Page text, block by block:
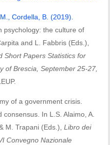
Cordella, B. (2019).
psychology: the culture of
and L. Fabbris (Eds.),
Short Papers Statistics for
of Brescia, September 25-27,
of a government crisis.
In L.S. Alaimo, A.
M. Trapani (Eds.),Libro dei
Convegno Nazionale